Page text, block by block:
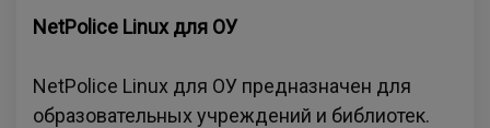
NetPolice Linux для ОУ
NetPolice Linux для ОУ предназначен для
образовательных учреждений и библиотек.